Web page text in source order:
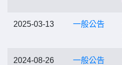
2025-03-13 一般公告
2024-08-26 一般公告